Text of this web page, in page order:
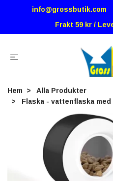
info@grossbutik.com
Frakt 59 kr /
Hem
Alla Produkter
Flaska - vattenflaska